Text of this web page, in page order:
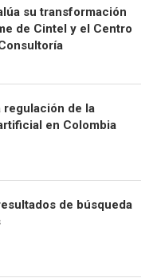
su transformación
de Cintel y el Centro
regulación de la
en Colombia
de búsqueda